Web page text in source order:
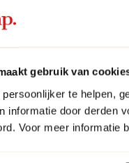
gebruik van
te helpen,
informatie door derden
Voor meer informatie